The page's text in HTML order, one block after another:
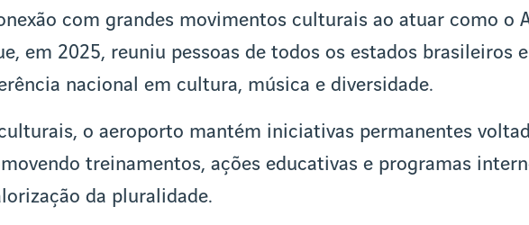
com grandes movimentos culturais ao atuar como o
em 2025, reuniu pessoas de todos os estados brasileiros
nacional em cultura, música e diversidade.
o aeroporto mantém iniciativas permanentes
treinamentos, ações educativas e programas
da pluralidade.